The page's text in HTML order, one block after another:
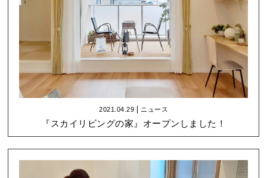
2021.04.29 ニュース
『スカイリビングの家』オープンしました！